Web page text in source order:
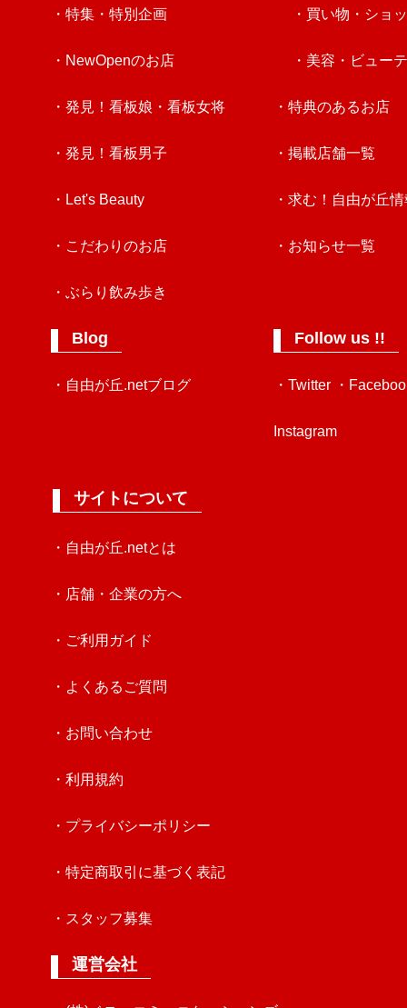
・特集・特別企画
・NewOpenのお店
・発見！看板娘・看板女将
・発見！看板男子
・Let's Beauty
・こだわりのお店
・ぶらり飲み歩き
Blog
・自由が丘.netブログ
・買い物・ショ
・美容・ビュー
・特典のあるお店
・掲載店舗一覧
・求む！自由が丘
・お知らせ一覧
Follow us !!
・Twitter ・
Instagram
サイトについて
・自由が丘.netとは
・店舗・企業の方へ
・ご利用ガイド
・よくあるご質問
・お問い合わせ
・利用規約
・プライバシーポリシー
・特定商取引に基づく表記
・スタッフ募集
運営会社